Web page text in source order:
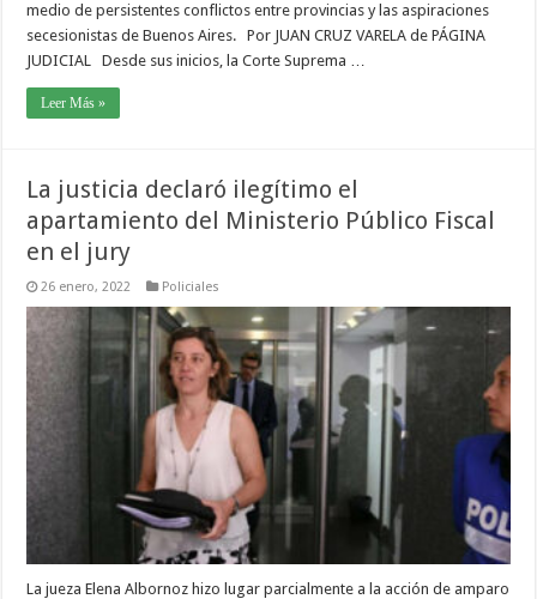
medio de persistentes conflictos entre provincias y las aspiraciones
secesionistas de Buenos Aires. Por JUAN CRUZ VARELA de PÁGINA
JUDICIAL Desde sus inicios, la Corte Suprema …
Leer Más »
La justicia declaró ilegítimo el
apartamiento del Ministerio Público Fiscal
en el jury
26 enero, 2022 Policiales
La jueza Elena Albornoz hizo lugar parcialmente a la acción de amparo